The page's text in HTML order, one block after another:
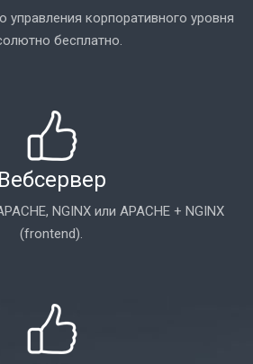
управления корпоративного уровня
бесплатно.
Вебсервер
NGINX или APACHE + NGINX
(frontend).